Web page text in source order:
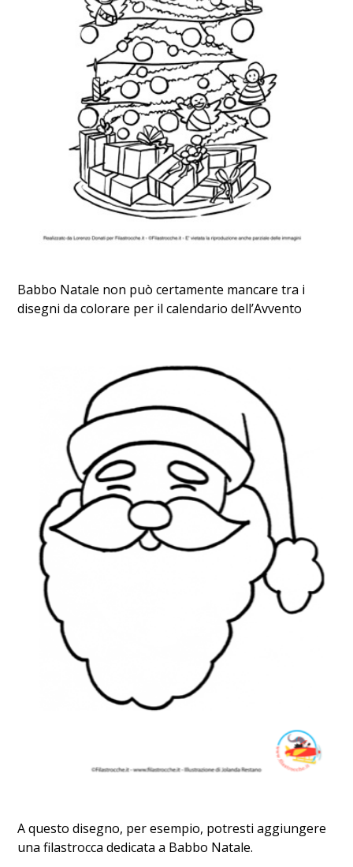
Babbo Natale non può certamente mancare tra i
disegni da colorare per il calendario dell’Avvento
A questo disegno, per esempio, potresti aggiungere
una filastrocca dedicata a Babbo Natale.